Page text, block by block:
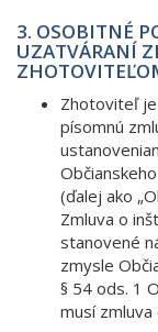
3. OSOBITNÉ
UZATVÁRANÍ
Zhotoviteľ
písomnú
(ďalej ako
Zmluva o
stanovené
zmysle
§ 54 ods. 1
musí zmluva